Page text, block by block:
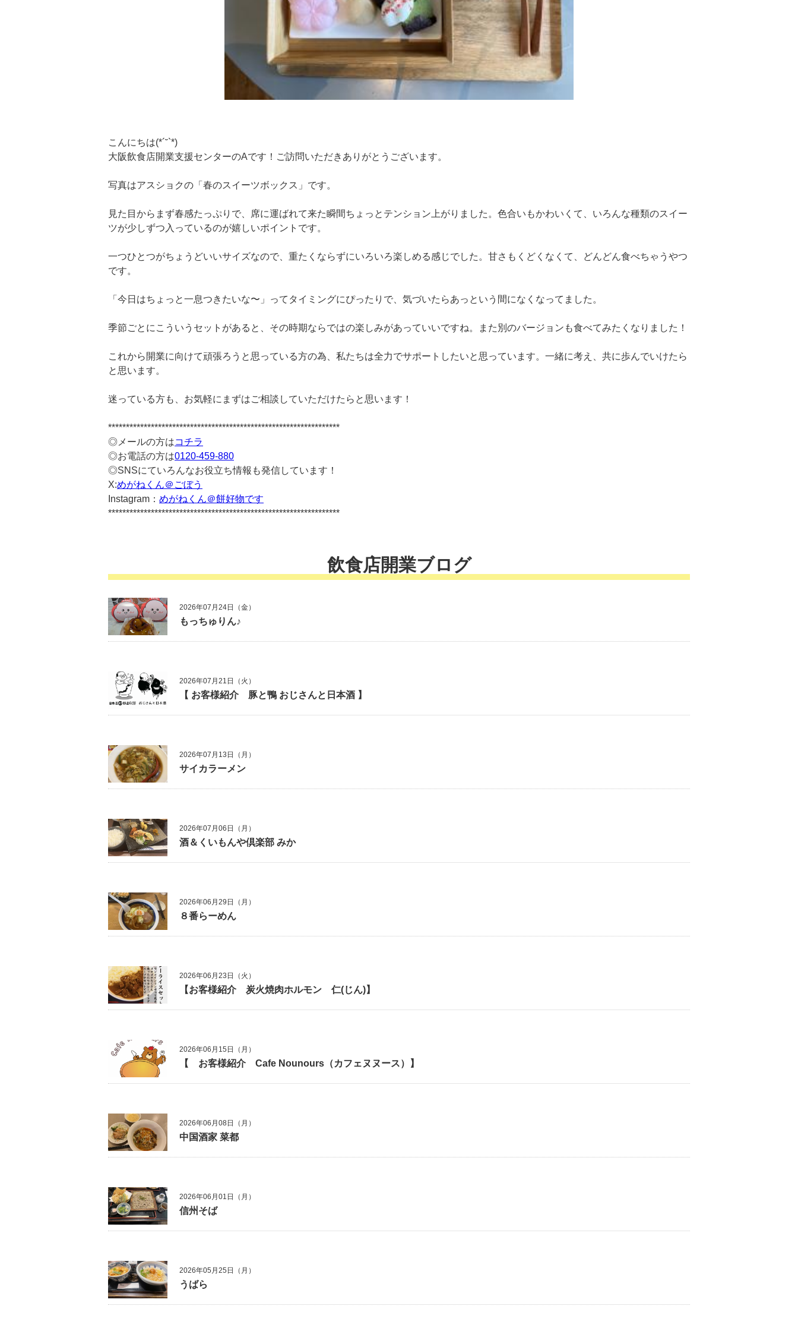
こんにちは(*´˘`*)
大阪飲食店開業支援センターのAです！ご訪問いただきありがとうございます。
写真はアスショクの「春のスイーツボックス」です。
見た目からまず春感たっぷりで、席に運ばれて来た瞬間ちょっとテンション上がりました。色合いもかわいくて、いろんな種類のスイー
ツが少しずつ入っているのが嬉しいポイントです。
一つひとつがちょうどいいサイズなので、重たくならずにいろいろ楽しめる感じでした。甘さもくどくなくて、どんどん食べちゃうやつ
です。
「今日はちょっと一息つきたいな〜」ってタイミングにぴったりで、気づいたらあっという間になくなってました。
季節ごとにこういうセットがあると、その時期ならではの楽しみがあっていいですね。また別のバージョンも食べてみたくなりました！
これから開業に向けて頑張ろうと思っている方の為、私たちは全力でサポートしたいと思っています。一緒に考え、共に歩んでいけたら
と思います。
迷っている方も、お気軽にまずはご相談していただけたらと思います！
*****************************************************************
◎メールの方はコチラ
◎お電話の方は0120-459-880
◎SNSにていろんなお役立ち情報も発信しています！
X:めがねくん＠ごぼう
Instagram： めがねくん＠餅好物です
*****************************************************************
飲食店開業ブログ
2026年07月24日（金）
もっちゅりん♪
2026年07月21日（火）
【 お客様紹介 豚と鴨 おじさんと日本酒 】
2026年07月13日（月）
サイカラーメン
2026年07月06日（月）
酒＆くいもんや倶楽部 みか
2026年06月29日（月）
８番らーめん
2026年06月23日（火）
【お客様紹介 炭火焼肉ホルモン 仁(じん)】
2026年06月15日（月）
【 お客様紹介 Cafe Nounours（カフェヌヌース）】
2026年06月08日（月）
中国酒家 菜都
2026年06月01日（月）
信州そば
2026年05月25日（月）
うばら